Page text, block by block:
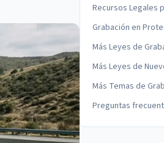
Recursos Legales
Grabación en
Más Leyes de
Más Leyes de
Más Temas de
Preguntas